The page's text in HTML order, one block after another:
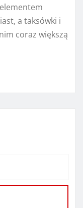
a taksówki i
coraz większą